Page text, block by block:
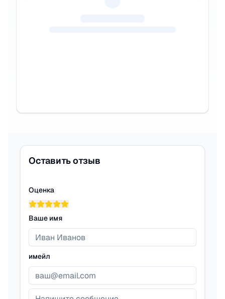
Оставить отзыв
Оценка
Ваше имя
имейл